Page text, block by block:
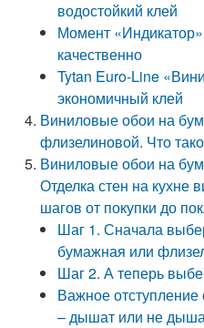
водостойкий клей
Момент
качественно
Tytan Euro-Line
экономичный клей
Виниловые обои на
флизелиновой. Что
Виниловые обои на
Отделка стен на
шагов от покупки до
Шаг 1. Сначала
бумажная или
Шаг 2. А теперь
Важное
– дышат или не